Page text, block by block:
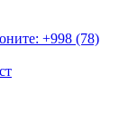
+998 (78)